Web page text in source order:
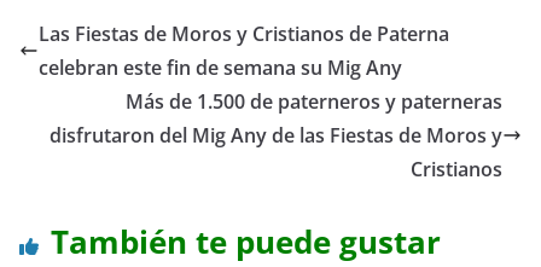
Las Fiestas de Moros y Cristianos de Paterna
celebran este fin de semana su Mig Any
Más de 1.500 de paterneros y paterneras
disfrutaron del Mig Any de las Fiestas de Moros y
Cristianos
También te puede gustar